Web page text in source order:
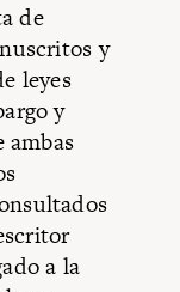
de
y
leyes
y
a la